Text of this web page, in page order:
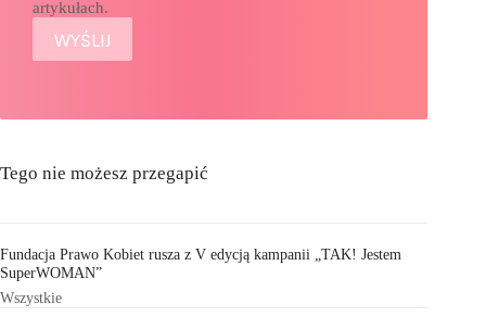
artykułach.
Tego nie możesz przegapić
Fundacja Prawo Kobiet rusza z V edycją kampanii „TAK! Jestem
SuperWOMAN”
Wszystkie